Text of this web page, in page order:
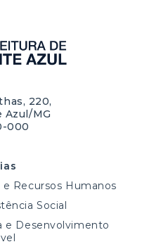
220,
MG
000
Recursos Humanos
Social
e Desenvolvimento